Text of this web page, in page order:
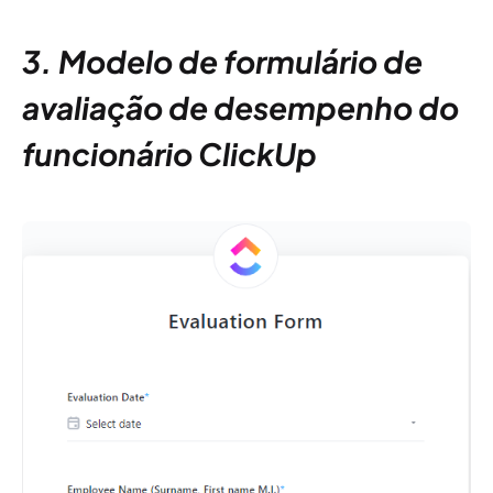
3. Modelo de formulário de
avaliação de desempenho do
funcionário ClickUp